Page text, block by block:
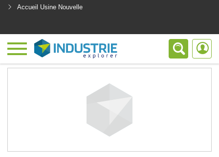
Accueil Usine Nouvelle